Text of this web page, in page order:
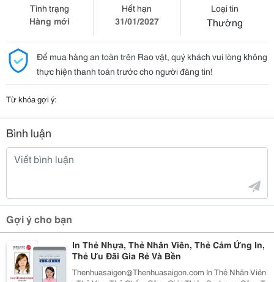
Tình trạng
Hàng mới
Hết hạn
31/01/2027
Loại tin
Thường
Để mua hàng an toàn trên Rao vặt, quý khách vui lòng không
thực hiện thanh toán trước cho người đăng tin!
Từ khóa gợi ý:
Bình luận
Gợi ý cho bạn
In Thẻ Nhựa, Thẻ Nhân Viên, Thẻ Cảm Ứng In,
Thẻ Ưu Đãi Gia Rẻ Và Bền
Thenhuasaigon@Thenhuasaigon.com In Thẻ Nhân Viên